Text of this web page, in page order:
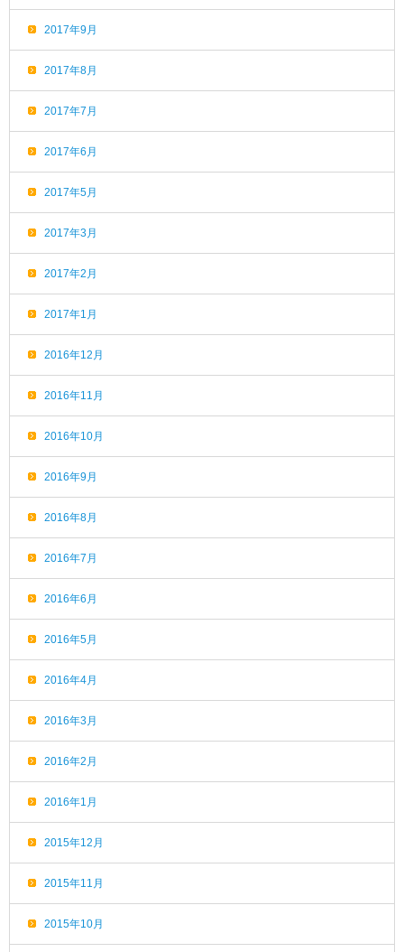
2017年9月
2017年8月
2017年7月
2017年6月
2017年5月
2017年3月
2017年2月
2017年1月
2016年12月
2016年11月
2016年10月
2016年9月
2016年8月
2016年7月
2016年6月
2016年5月
2016年4月
2016年3月
2016年2月
2016年1月
2015年12月
2015年11月
2015年10月